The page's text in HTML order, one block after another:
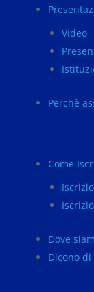
Video
Perchè
Come
Dove
Dicono di